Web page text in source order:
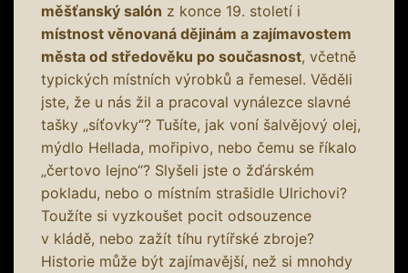
měšťanský salón z konce 19. století i
místnost věnovaná dějinám a zajímavostem
města od středověku po současnost, včetně
typických místních výrobků a řemesel. Věděli
jste, že u nás žil a pracoval vynálezce slavné
tašky „síťovky“? Tušíte, jak voní šalvějový olej,
mýdlo Hellada, mořipivo, nebo čemu se říkalo
„čertovo lejno“? Slyšeli jste o žďárském
pokladu, nebo o místním strašidle Ulrichovi?
Toužíte si vyzkoušet pocit odsouzence
v kládě, nebo zažít tíhu rytířské zbroje?
Historie může být zajímavější, než si mnohdy